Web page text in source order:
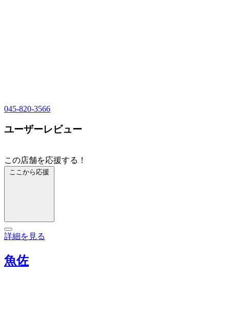
045-820-3566
ユーザーレビュー
この店舗を応援する！
ここから応援
詳細を見る
魚佐